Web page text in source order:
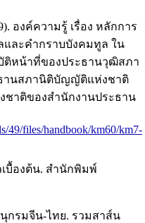
องค์ความรู้ เรื่อง หลักการ
และคำกราบบังคมทูล ใน
ติหน้าที่ของประธานวุฒิสภา
านสภานิติบัญญัติแห่งชาติ
าติของสำนักงานประธาน
49/files/handbook/km60/km7-
เบื้องต้น. สำนักพิมพ์
นุกรมจีน-ไทย. รวมสาส์น